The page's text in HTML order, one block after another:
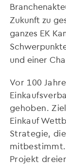
Zukunft zu
ganzes EK
und einer
Vor 100
gehoben.
Einkauf
Strategie,
Projekt